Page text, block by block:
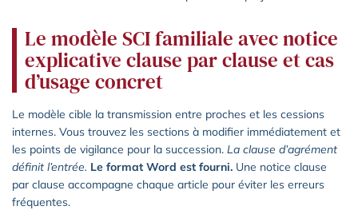
Le modèle SCI familiale avec notice
explicative clause par clause et cas
d’usage concret
Le modèle cible la transmission entre proches et les cessions
internes. Vous trouvez les sections à modifier immédiatement et
les points de vigilance pour la succession. La clause d’agrément
définit l’entrée. Le format Word est fourni. Une notice clause
par clause accompagne chaque article pour éviter les erreurs
fréquentes.